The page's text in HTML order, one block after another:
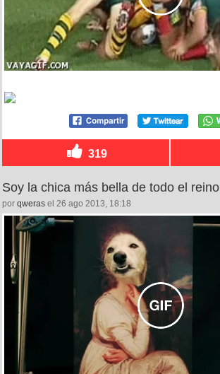
319
Soy la chica más bella de todo el reino
por qweras el 26 ago 2013, 18:18